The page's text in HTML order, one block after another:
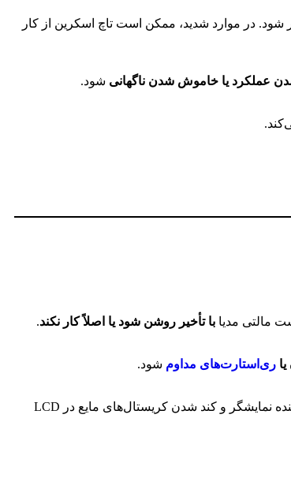
شود. در موارد شدید، ممکن است تاچ اسکرین از کار
عملکرد یا خاموش شدن ناگهانی شود.
مالتی مدیا با تأخیر روشن شود یا اصلاً کار نکند.
ری‌استارت‌های مداوم شود.
. این مشکل معمولاً به دلیل تغییرات در مواد تشکیل‌دهنده نمایشگر و کند شدن کریستال‌های مایع در LCD